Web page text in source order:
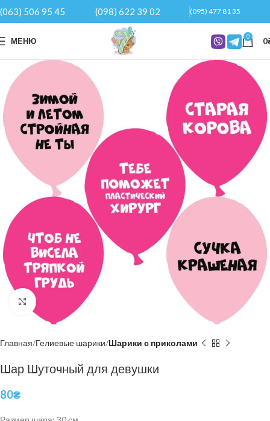
(063) 506 95 45 (098) 622 39 02 (095) 477 81 35
МЕНЮ 0 0
Нажмите, чтобы увеличить
Главная Гелиевые шарики Шарики с приколами
Шар Шуточный для девушки
80₴